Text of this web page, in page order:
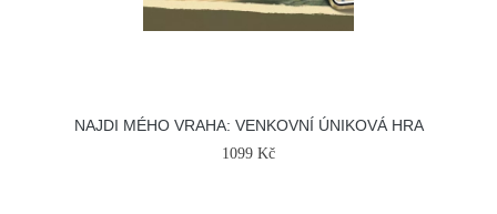
NAJDI MÉHO VRAHA: VENKOVNÍ ÚNIKOVÁ HRA
1099 Kč